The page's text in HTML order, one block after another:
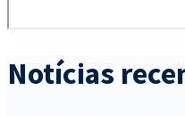
Notícias